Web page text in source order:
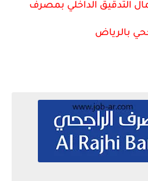
التدقيق الداخلي بمصرف
بالرياض